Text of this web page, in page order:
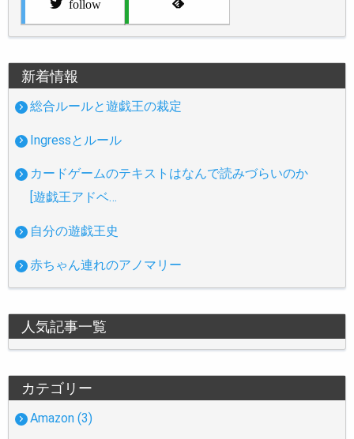
follow
新着情報
総合ルールと遊戯王の裁定
Ingressとルール
カードゲームのテキストはなんで読みづらいのか
[遊戯王アドベ…
自分の遊戯王史
赤ちゃん連れのアノマリー
人気記事一覧
カテゴリー
Amazon (3)